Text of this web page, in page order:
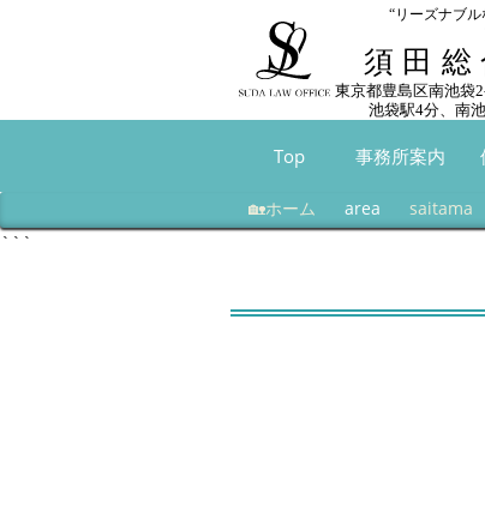
須田
“リーズナブ
東京都豊島区南池袋
池袋駅4分、南
Top 事務所案内
🏡ホーム
area saitama
```